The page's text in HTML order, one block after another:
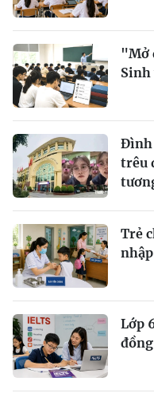
"Mở
Sinh
Đình
trêu
Trẻ
Lớp